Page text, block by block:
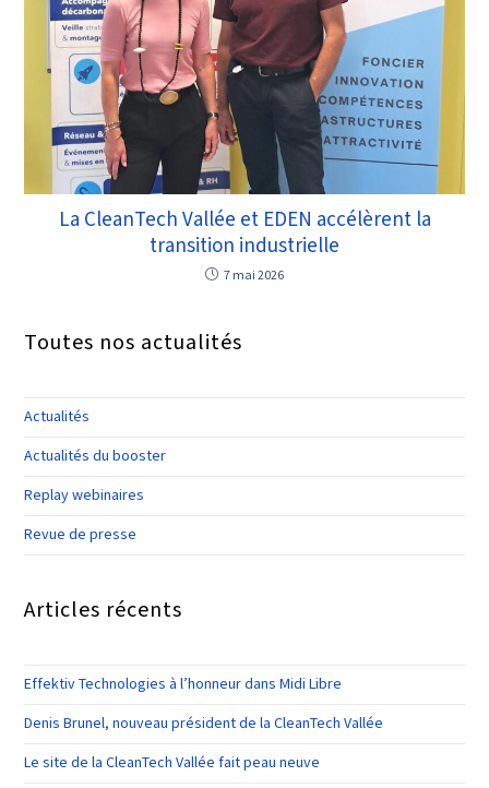
La CleanTech Vallée et EDEN accélèrent la
transition industrielle
7 mai 2026
Toutes nos actualités
Actualités
Actualités du booster
Replay webinaires
Revue de presse
Articles récents
Effektiv Technologies à l’honneur dans Midi Libre
Denis Brunel, nouveau président de la CleanTech Vallée
Le site de la CleanTech Vallée fait peau neuve